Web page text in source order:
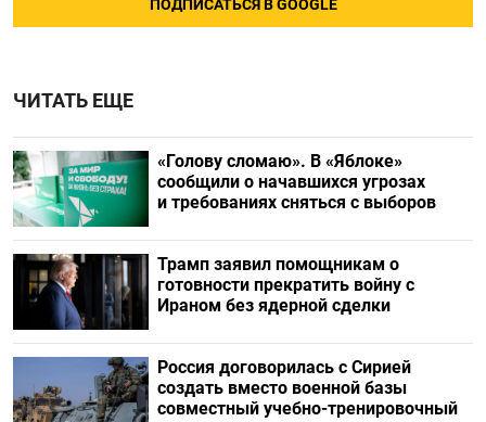
ПОДПИСАТЬСЯ В GOOGLE
ЧИТАТЬ ЕЩЕ
«Голову сломаю». В «Яблоке»
сообщили о начавшихся угрозах
и требованиях сняться с выборов
Трамп заявил помощникам о
готовности прекратить войну с
Ираном без ядерной сделки
Россия договорилась с Сирией
создать вместо военной базы
совместный учебно-тренировочный